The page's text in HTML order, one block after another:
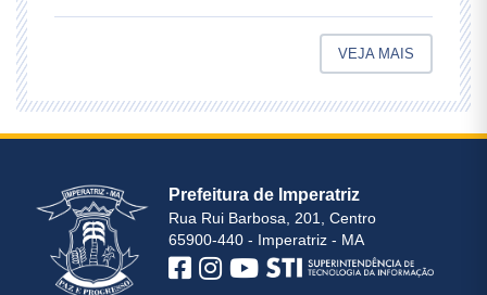
VEJA MAIS
Prefeitura de Imperatriz
Rua Rui Barbosa, 201, Centro
65900-440 - Imperatriz - MA